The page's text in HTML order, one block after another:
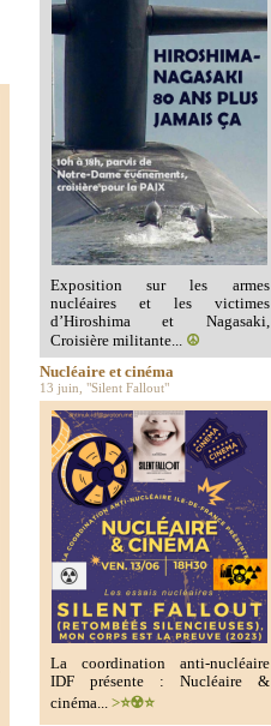
Exposition sur les armes
nucléaires et les victimes
d’Hiroshima et Nagasaki,
Croisière militante...☮️
Nucléaire et cinéma
13 juin, "Silent Fallout"
La coordination anti-nucléaire
IDF présente : Nucléaire &
cinéma...>⭐️☢️⭐️